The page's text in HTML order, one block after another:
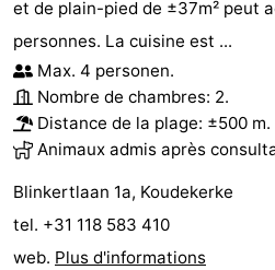
et de plain-pied de ±37m² peut
personnes. La cuisine est ...
Max. 4 personen.
Nombre de chambres: 2.
Distance de la plage: ±500 m.
Animaux admis après
Blinkertlaan 1a, Koudekerke
tel. +31 118 583 410
web. Plus d'informations